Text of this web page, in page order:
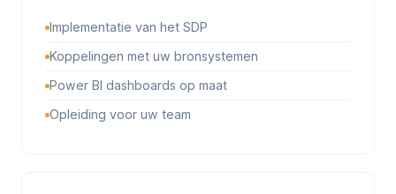
Implementatie van het SDP
Koppelingen met uw bronsystemen
Power BI dashboards op maat
Opleiding voor uw team